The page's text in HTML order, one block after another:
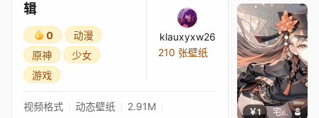
辑
0
动漫
原神
少女
游戏
klauxyxw26
210 张壁纸
视频格式 动态壁纸
2.91M
￥1 宅婳氏